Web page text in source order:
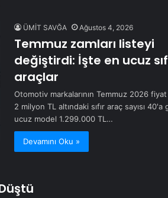
ÜMİT SAVĞA Ağustos 4, 2026
Temmuz zamları listeyi
değiştirdi: İşte en ucuz
araçlar
Otomotiv markalarının Temmuz 2026
2 milyon TL altındaki sıfır araç sayısı
ucuz model 1.299.000 TL…
Devamını Oku »